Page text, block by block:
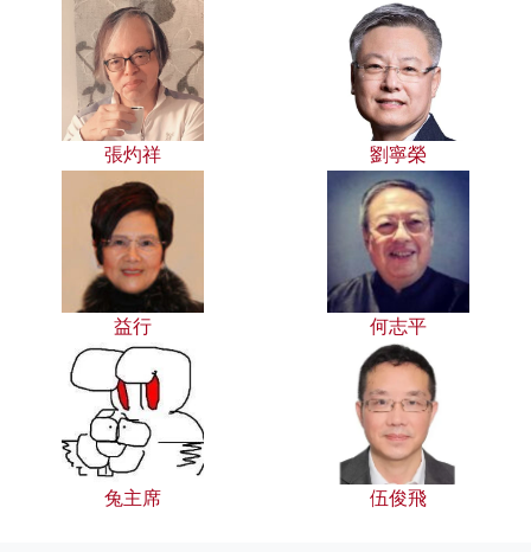
張灼祥 劉寧榮
益行 何志平
兔主席 伍俊飛